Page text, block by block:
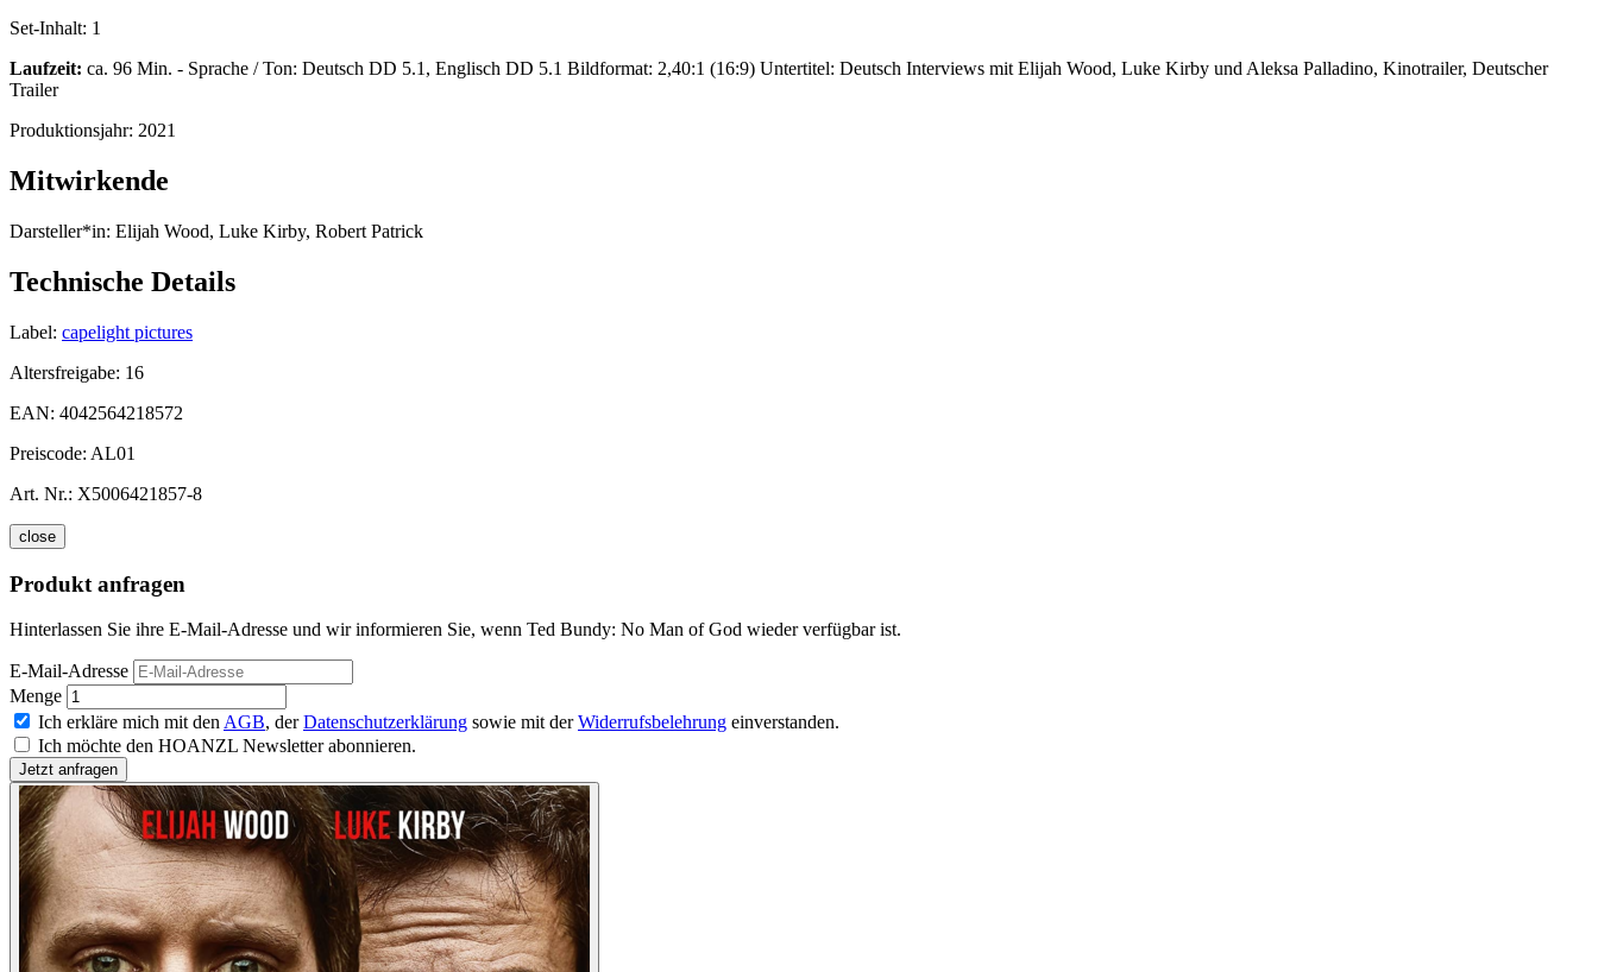
Set-Inhalt: 1
Laufzeit: ca. 96 Min. - Sprache / Ton: Deutsch DD 5.1, Englisch DD 5.1 Bildformat: 2,40:1 (16:9) Untertitel: Deutsch Interviews mit Elijah Wood, Luke Kirby und Aleksa Palladino, Kinotrailer, Deutscher
Trailer
Produktionsjahr: 2021
Mitwirkende
Darsteller*in: Elijah Wood, Luke Kirby, Robert Patrick
Technische Details
Label: capelight pictures
Altersfreigabe: 16
EAN: 4042564218572
Preiscode: AL01
Art. Nr.: X5006421857-8
close
Produkt anfragen
Hinterlassen Sie ihre E-Mail-Adresse und wir informieren Sie, wenn Ted Bundy: No Man of God wieder verfügbar ist.
E-Mail-Adresse
Menge
Ich erkläre mich mit den AGB, derDatenschutzerklärung sowie mit derWiderrufsbelehrung einverstanden.
Ich möchte den HOANZL Newsletter abonnieren.